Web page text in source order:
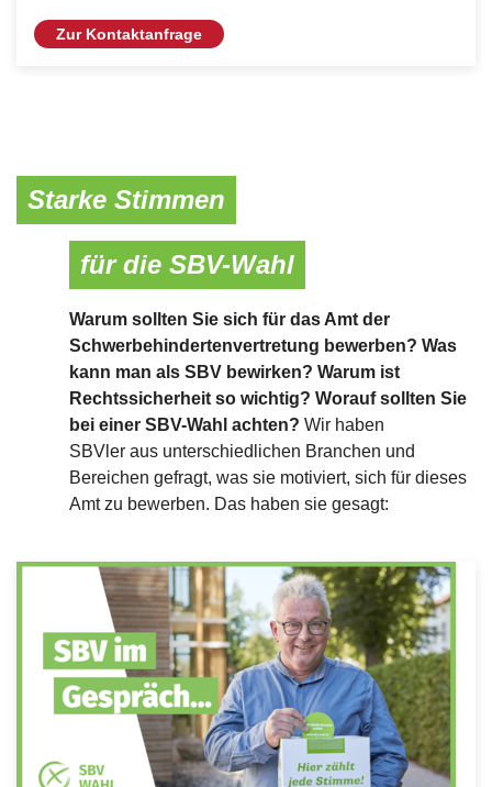
Zur Kontaktanfrage
Starke Stimmen
für die SBV-Wahl
Warum sollten Sie sich für das Amt der
Schwerbehindertenvertretung bewerben? Was
kann man als SBV bewirken? Warum ist
Rechtssicherheit so wichtig? Worauf sollten Sie
bei einer SBV-Wahl achten? Wir haben
SBVler aus unterschiedlichen Branchen und
Bereichen gefragt, was sie motiviert, sich für dieses
Amt zu bewerben. Das haben sie gesagt: